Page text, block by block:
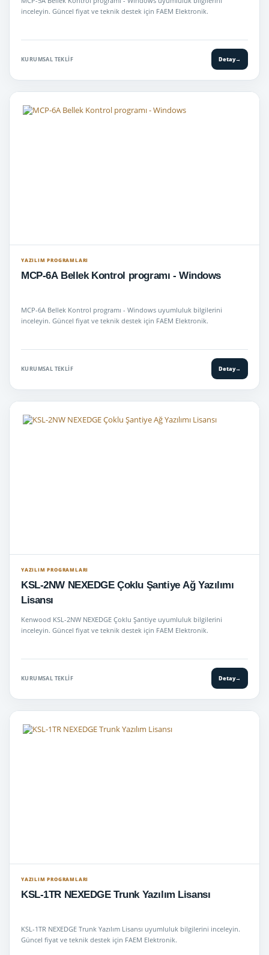
inceleyin. Güncel fiyat ve teknik destek için FAEM Elektronik.
KURUMSAL TEKLIF Detay→
YAZILIM PROGRAMLARI
MCP-6A Bellek Kontrol programı - Windows
MCP-6A Bellek Kontrol programı - Windows uyumluluk bilgilerini
inceleyin. Güncel fiyat ve teknik destek için FAEM Elektronik.
KURUMSAL TEKLIF Detay→
YAZILIM PROGRAMLARI
KSL-2NW NEXEDGE Çoklu Şantiye Ağ Yazılımı
Lisansı
Kenwood KSL-2NW NEXEDGE Çoklu Şantiye uyumluluk bilgilerini
inceleyin. Güncel fiyat ve teknik destek için FAEM Elektronik.
KURUMSAL TEKLIF Detay→
YAZILIM PROGRAMLARI
KSL-1TR NEXEDGE Trunk Yazılım Lisansı
KSL-1TR NEXEDGE Trunk Yazılım Lisansı uyumluluk bilgilerini inceleyin.
Güncel fiyat ve teknik destek için FAEM Elektronik.